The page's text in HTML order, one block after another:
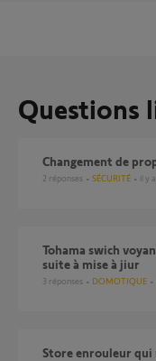
Questions
Changement de
2 réponses SÉCURITÉ il
Tohama swich voyant rouge impossible à reprogrammer
suite à mise à jiur
3 réponses DOMOTIQUE
Store enrouleur